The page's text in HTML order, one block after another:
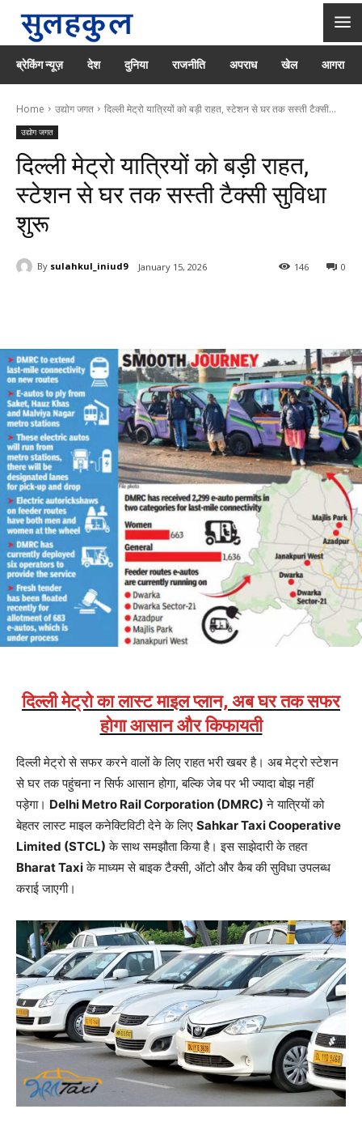
ब्रेकिंग न्यूज़ देश दुनिया राजनीति अपराध खेल आगरा
Home उद्योग जगत दिल्ली मेट्रो यात्रियों को बड़ी राहत, स्टेशन से घर तक सस्ती टैक्सी...
उद्योग जगत
दिल्ली मेट्रो यात्रियों को बड़ी राहत,
स्टेशन से घर तक सस्ती टैक्सी सुविधा
शुरू
By sulahkul_iniud9 January 15, 2026 0
146
दिल्ली मेट्रो का लास्ट माइल प्लान, अब घर तक सफर
होगा आसान और किफायती
दिल्ली मेट्रो से सफर करने वालों के लिए राहत भरी खबर है। अब मेट्रो स्टेशन
से घर तक पहुंचना न सिर्फ आसान होगा, बल्कि जेब पर भी ज्यादा बोझ नहीं
पड़ेगा। Delhi Metro Rail Corporation (DMRC) ने यात्रियों को
बेहतर लास्ट माइल कनेक्टिविटी देने के लिए Sahkar Taxi Cooperative
Limited (STCL) के साथ समझौता किया है। इस साझेदारी के तहत
Bharat Taxiके माध्यम से बाइक टैक्सी, ऑटो और कैब की सुविधा उपलब्ध
कराई जाएगी।